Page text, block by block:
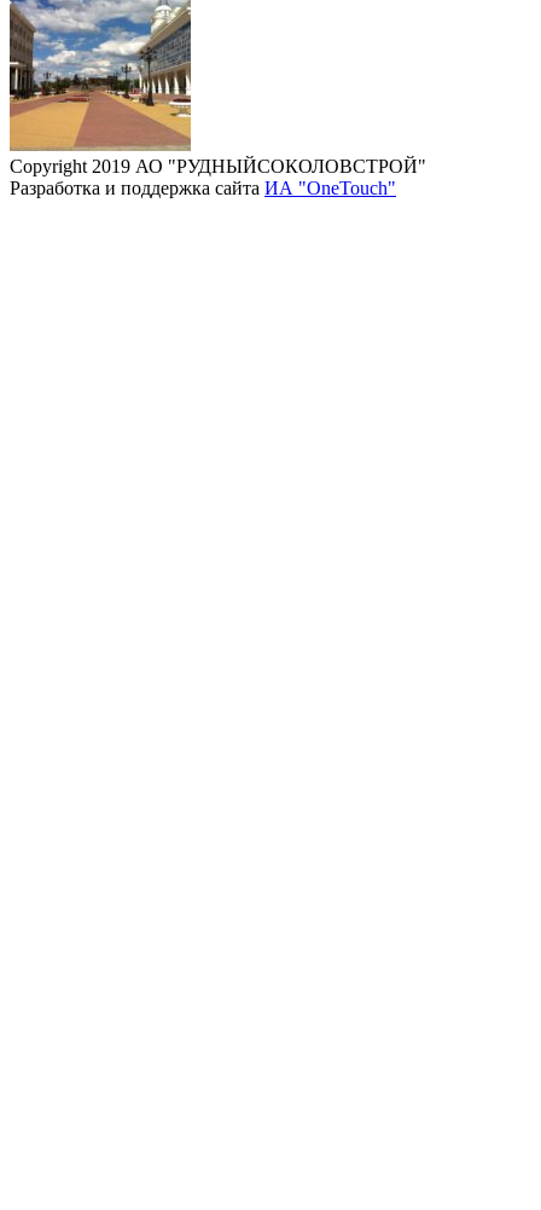
Copyright 2019 АО "РУДНЫЙСОКОЛОВСТРОЙ"
Разработка и поддержка сайта ИА "OneTouch"